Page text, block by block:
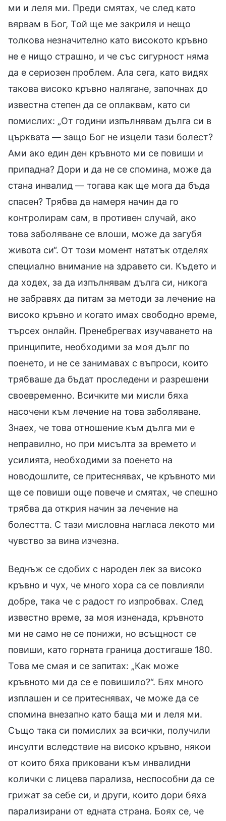
ми и леля ми. Преди смятах, че след като
вярвам в Бог, Той ще ме закриля и нещо
толкова незначително като високото кръвно
не е нищо страшно, и че със сигурност няма
да е сериозен проблем. Ала сега, като видях
такова високо кръвно налягане, започнах до
известна степен да се оплаквам, като си
помислих: „От години изпълнявам дълга си в
църквата — защо Бог не изцели тази болест?
Ами ако един ден кръвното ми се повиши и
припадна? Дори и да не се спомина, може да
стана инвалид — тогава как ще мога да бъда
спасен? Трябва да намеря начин да го
контролирам сам, в противен случай, ако
това заболяване се влоши, може да загубя
живота си“. От този момент нататък отделях
специално внимание на здравето си. Където и
да ходех, за да изпълнявам дълга си, никога
не забравях да питам за методи за лечение на
високо кръвно и когато имах свободно време,
търсех онлайн. Пренебрегвах изучаването на
принципите, необходими за моя дълг по
поенето, и не се занимавах с въпроси, които
трябваше да бъдат проследени и разрешени
своевременно. Всичките ми мисли бяха
насочени към лечение на това заболяване.
Знаех, че това отношение към дълга ми е
неправилно, но при мисълта за времето и
усилията, необходими за поенето на
новодошлите, се притеснявах, че кръвното ми
ще се повиши още повече и смятах, че спешно
трябва да открия начин за лечение на
болестта. С тази мисловна нагласа лекото ми
чувство за вина изчезна.
Веднъж се сдобих с народен лек за високо
кръвно и чух, че много хора са се повлияли
добре, така че с радост го изпробвах. След
известно време, за моя изненада, кръвното
ми не само не се понижи, но всъщност се
повиши, като горната граница достигаше 180.
Това ме смая и се запитах: „Как може
кръвното ми да се е повишило?“. Бях много
изплашен и се притеснявах, че може да се
спомина внезапно като баща ми и леля ми.
Също така си помислих за всички, получили
инсулти вследствие на високо кръвно, някои
от които бяха приковани към инвалидни
колички с лицева парализа, неспособни да се
грижат за себе си, и други, които дори бяха
парализирани от едната страна. Боях се, че